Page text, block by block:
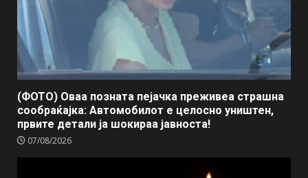
(ФОТО) Оваа позната пејачка преживеа страшна
сообраќајка: Автомобилот е целосно уништен,
првите детали ја шокираа јавноста!
07/08/2026